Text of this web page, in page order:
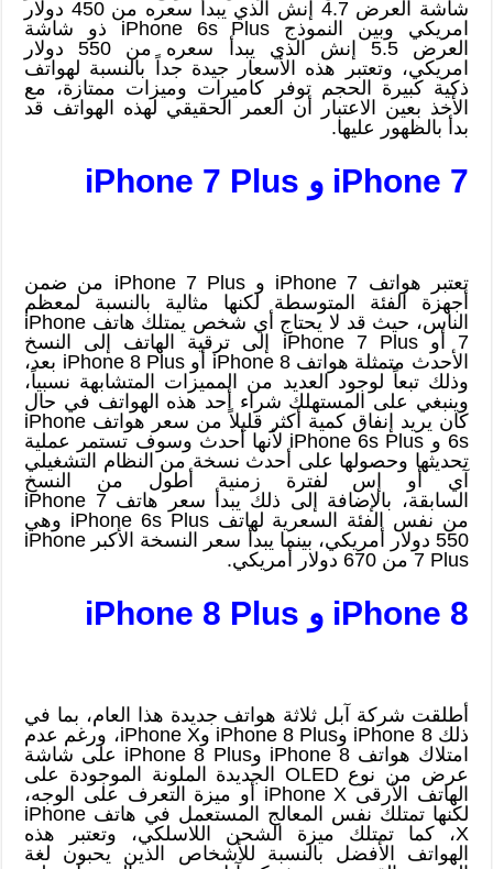
شاشة العرض 4.7 إنش الذي يبدأ سعره من 450 دولار
امريكي وبين النموذج iPhone 6s Plus ذو شاشة
العرض 5.5 إنش الذي يبدأ سعره من 550 دولار
امريكي، وتعتبر هذه الأسعار جيدة جداً بالنسبة لهواتف
ذكية كبيرة الحجم توفر كاميرات وميزات ممتازة، مع
الأخذ بعين الاعتبار أن العمر الحقيقي لهذه الهواتف قد
بدأ بالظهور عليها.
iPhone 7 و iPhone 7 Plus
تعتبر هواتف iPhone 7 و iPhone 7 Plus من ضمن
أجهزة الفئة المتوسطة لكنها مثالية بالنسبة لمعظم
الناس، حيث قد لا يحتاج أي شخص يمتلك هاتف iPhone
7 أو iPhone 7 Plus إلى ترقية الهاتف إلى النسخ
الأحدث متمثلة هواتف iPhone 8 أو iPhone 8 Plus بعد،
وذلك تبعاً لوجود العديد من المميزات المتشابهة نسبياً،
وينبغي على المستهلك شراء أحد هذه الهواتف في حال
كان يريد إنفاق كمية أكثر قليلاً من سعر هواتف iPhone
6s و iPhone 6s Plus لأنها أحدث وسوف تستمر عملية
تحديثها وحصولها على أحدث نسخة من النظام التشغيلي
آي أو إس لفترة زمنية أطول من النسخ
السابقة، بالإضافة إلى ذلك يبدأ سعر هاتف iPhone 7
من نفس الفئة السعرية لهاتف iPhone 6s Plus وهي
550 دولار أمريكي، بينما يبدأ سعر النسخة الأكبر iPhone
7 Plus من 670 دولار أمريكي.
iPhone 8 و iPhone 8 Plus
أطلقت شركة آبل ثلاثة هواتف جديدة هذا العام، بما في
ذلك iPhone 8 وiPhone 8 Plus وiPhone X، ورغم عدم
امتلاك هواتف iPhone 8 وiPhone 8 Plus على شاشة
عرض من نوع OLED الجديدة الملونة الموجودة على
الهاتف الأرقى iPhone X أو ميزة التعرف على الوجه،
لكنها تمتلك نفس المعالج المستعمل في هاتف iPhone
X، كما تمتلك ميزة الشحن اللاسلكي، وتعتبر هذه
الهواتف الأفضل بالنسبة للأشخاص الذين يحبون لغة